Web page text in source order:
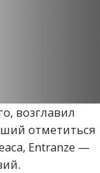
возглавил
отметиться
Entranze —